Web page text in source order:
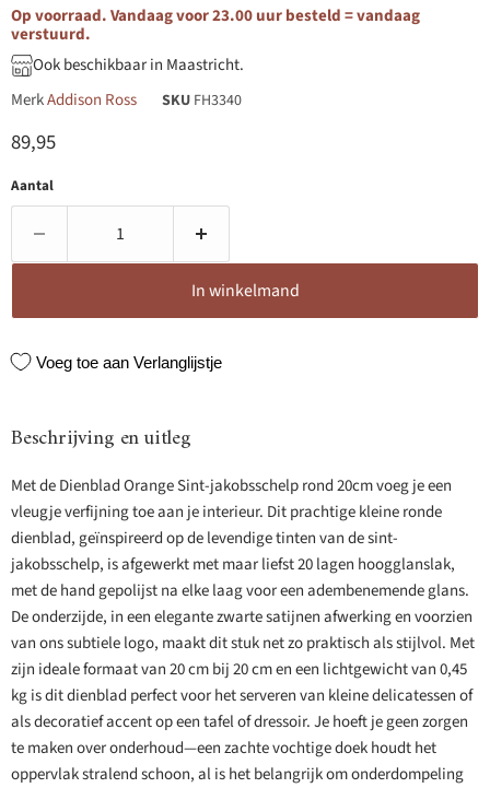
Op voorraad. Vandaag voor 23.00 uur besteld = vandaag
verstuurd.
Ook beschikbaar in Maastricht.
MerkAddison Ross SKU FH3340
Huidige prijs
89,95
Aantal
In winkelmand
Voeg toe aan Verlanglijstje
Beschrijving en uitleg
Met de Dienblad Orange Sint-jakobsschelp rond 20cm voeg je een
vleugje verfijning toe aan je interieur. Dit prachtige kleine ronde
dienblad, geïnspireerd op de levendige tinten van de sint-
jakobsschelp, is afgewerkt met maar liefst 20 lagen hoogglanslak,
met de hand gepolijst na elke laag voor een adembenemende glans.
De onderzijde, in een elegante zwarte satijnen afwerking en voorzien
van ons subtiele logo, maakt dit stuk net zo praktisch als stijlvol. Met
zijn ideale formaat van 20 cm bij 20 cm en een lichtgewicht van 0,45
kg is dit dienblad perfect voor het serveren van kleine delicatessen of
als decoratief accent op een tafel of dressoir. Je hoeft je geen zorgen
te maken over onderhoud—een zachte vochtige doek houdt het
oppervlak stralend schoon, al is het belangrijk om onderdompeling